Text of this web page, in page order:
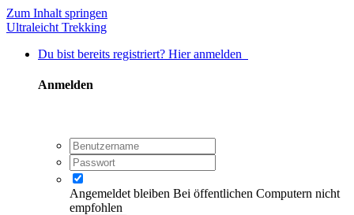
Zum Inhalt springen
Ultraleicht Trekking
Du bist bereits registriert? Hier anmelden
Anmelden
Angemeldet bleiben Bei öffentlichen Computern nicht
empfohlen